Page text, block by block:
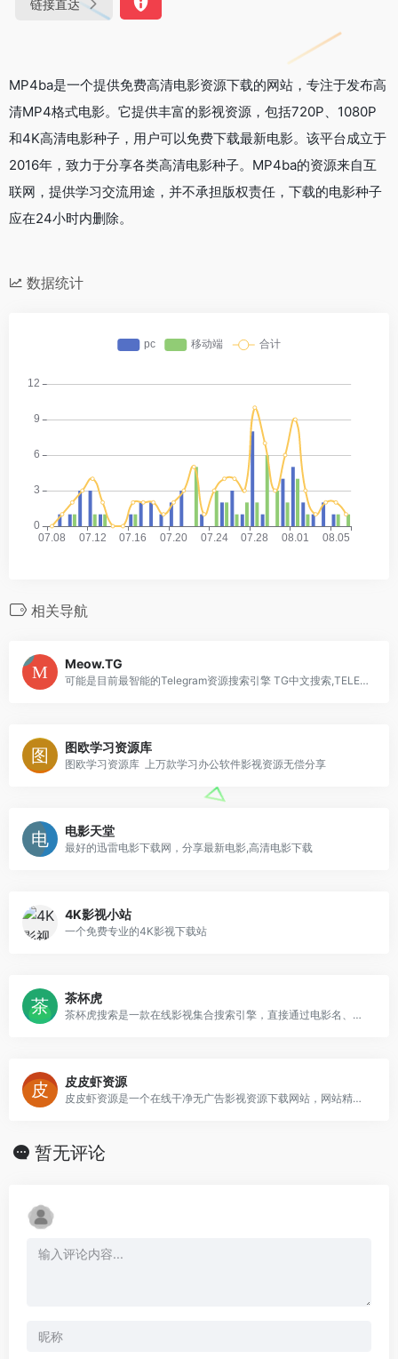
链接直达
MP4ba是一个提供免费高清电影资源下载的网站，专注于发布高
清MP4格式电影。它提供丰富的影视资源，包括720P、1080P
和4K高清电影种子，用户可以免费下载最新电影。该平台成立于
2016年，致力于分享各类高清电影种子。MP4ba的资源来自互
联网，提供学习交流用途，并不承担版权责任，下载的电影种子
应在24小时内删除。
数据统计
相关导航
Meow.TG
可能是目前最智能的Telegram资源搜索引擎 TG中文搜索,TELEGRAM资源搜索,Telegram资源,TG搜索引擎,电报搜索 可能是目前最智能的Telgram资源搜索引擎，能够解决Telgram中文资源搜索的痛点，乐享Telegram上百万资源
图欧学习资源库
图欧学习资源库 上万款学习办公软件影视资源无偿分享
电影天堂
最好的迅雷电影下载网，分享最新电影,高清电影下载
4K影视小站
一个免费专业的4K影视下载站
茶杯虎
茶杯虎搜索是一款在线影视集合搜索引擎，直接通过电影名、演员、导演等关键词进行搜索，直达电影资源站
皮皮虾资源
皮皮虾资源是一个在线干净无广告影视资源下载网站，网站精心收录各种热门影视资源，提供百度网盘、阿里云盘和夸克网盘资源下载，而且下载不用注册登录，直接点击下载，非常不错。
暂无评论